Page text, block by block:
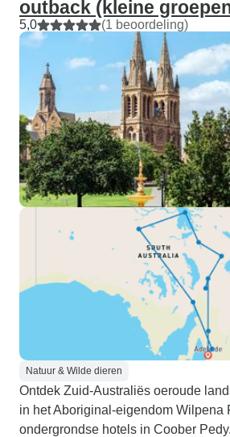
outback (kleine
5,0 (1 beoordeling)
Natuur & Wilde dieren
Ontdek Zuid-Australiës oeroude
in het Aboriginal-eigendom Wilpena
ondergrondse hotels in Coober